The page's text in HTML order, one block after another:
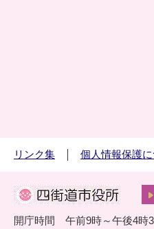
リンク集 個人情報保護に
開庁時間 午前9時～午後4時